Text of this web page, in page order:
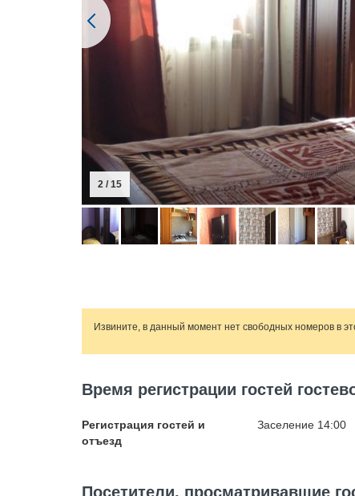
2 / 15
Извините, в данный момент нет свободных номеров в
Время регистрации гостей
Регистрация гостей и
отъезд
Заселение 14:00
Посетители, просматривавшие